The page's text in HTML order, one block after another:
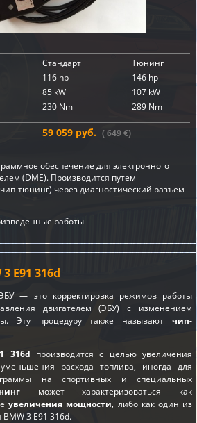
Стандарт
Тюнинг
116 hp
146 hp
85 kW
107 kW
230 Nm 289 Nm
59 059 руб. ( 649 €)
обеспечение для электронного
(DME). Производится путем
тюнинг) через диагностический разъем
работы
E91 316d
— это корректировка режимов работы
двигателем (ЭБУ) с изменением
Эту процедуру также называют чип-
316d производится с целью увеличения
расхода топлива, иногда для
на спортивных и специальных
может характеризоваться как
увеличения мощности, либо как один из
3 E91 316d.